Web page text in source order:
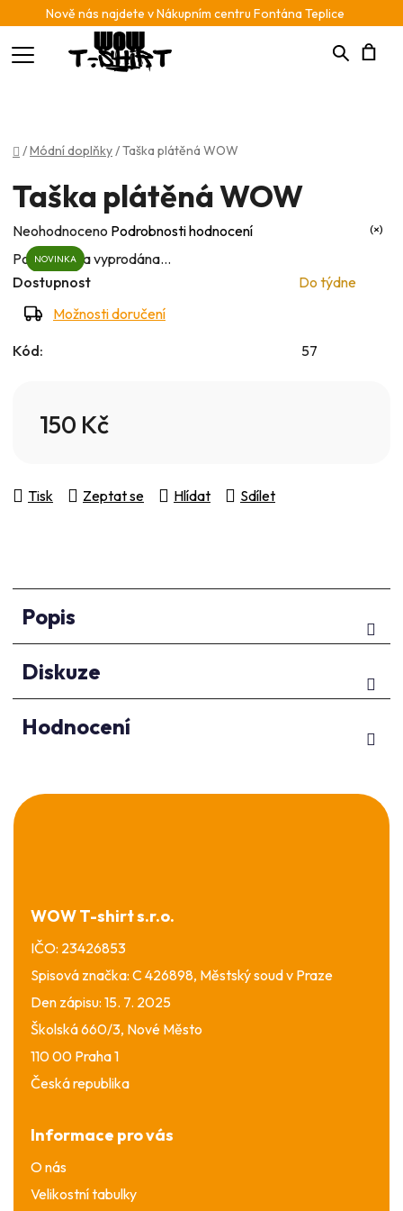
Nově nás najdete v Nákupním centru Fontána Teplice
Hledat
Domů
/Módní doplňky/Taška plátěná WOW
Položka byla vyprodána…
Dostupnost
Do týdne
Možnosti doručení
Kód: 57
150 Kč
Tisk Zeptat se Hlídat Sdílet
Taška plátěná WOW
Průměrné
hodnocení
produktu
0,0
z
Neohodnoceno Podrobnosti hodnocení
NOVINKA
Popis
Diskuze
Hodnocení
Z
á
WOW T-shirt s.r.o.
IČO: 23426853
Spisová značka: C 426898, Městský soud v Praze
Den zápisu: 15. 7. 2025
Školská 660/3, Nové Město
110 00 Praha 1
Česká republika
Informace pro vás
O nás
Velikostní tabulky